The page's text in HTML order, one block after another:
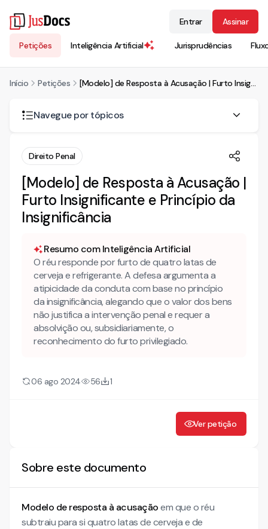
Petições Inteligência Artificial Jurisprudências
Entrar Assinar
Início Petições [Modelo] de Resposta à Acusação | Furto Insignificante e Princípio da Insignificância
Navegue por tópicos
RESPOSTA À ACUSAÇÃO
DO ATO E REPRESENTAÇÃO
DO DIREITO
IRRELEVÂNCIA DA LESIVIDADE
DO PRINCÍPIO DA INSIGNIFICÂNCIA
Direito Penal
[Modelo] de Resposta à Acusação |
Furto Insignificante e Princípio da
Insignificância
Resumo com Inteligência Artificial
O réu responde por furto de quatro latas de
cerveja e refrigerante. A defesa argumenta a
atipicidade da conduta com base no princípio
da insignificância, alegando que o valor dos bens
não justifica a intervenção penal e requer a
absolvição ou, subsidiariamente, o
reconhecimento do furto privilegiado.
06 ago 2024 56 1
Ver petição
Sobre este documento
Modelo de resposta à acusaçãoem que o réu
subtraiu para si quatro latas de cerveja e de